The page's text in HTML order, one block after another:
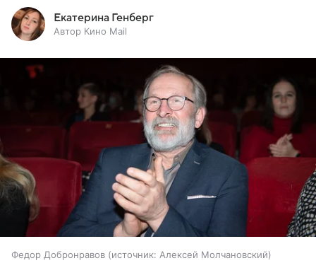
Екатерина Генберг
Автор Кино Mail
Федор Добронравов источник: Алексей Молчановский